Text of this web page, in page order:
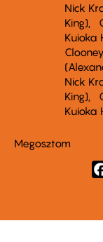
Nick
King)
Kuioka
Nick
King)
Kuioka
Megosztom